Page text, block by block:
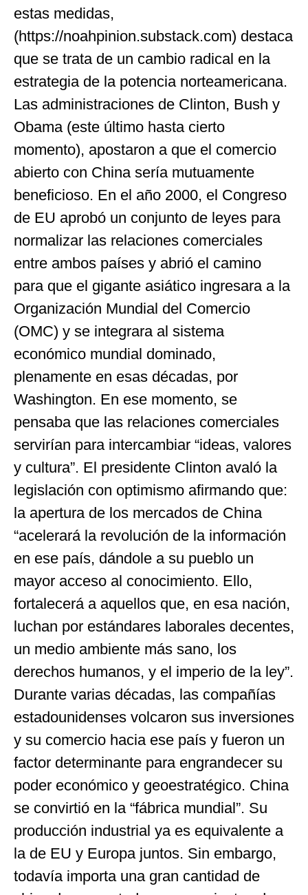
estas medidas,
(https://noahpinion.substack.com) destaca
que se trata de un cambio radical en la
estrategia de la potencia norteamericana.
Las administraciones de Clinton, Bush y
Obama (este último hasta cierto
momento), apostaron a que el comercio
abierto con China sería mutuamente
beneficioso. En el año 2000, el Congreso
de EU aprobó un conjunto de leyes para
normalizar las relaciones comerciales
entre ambos países y abrió el camino
para que el gigante asiático ingresara a la
Organización Mundial del Comercio
(OMC) y se integrara al sistema
económico mundial dominado,
plenamente en esas décadas, por
Washington. En ese momento, se
pensaba que las relaciones comerciales
servirían para intercambiar “ideas, valores
y cultura”. El presidente Clinton avaló la
legislación con optimismo afirmando que:
la apertura de los mercados de China
“acelerará la revolución de la información
en ese país, dándole a su pueblo un
mayor acceso al conocimiento. Ello,
fortalecerá a aquellos que, en esa nación,
luchan por estándares laborales decentes,
un medio ambiente más sano, los
derechos humanos, y el imperio de la ley”.
Durante varias décadas, las compañías
estadounidenses volcaron sus inversiones
y su comercio hacia ese país y fueron un
factor determinante para engrandecer su
poder económico y geoestratégico. China
se convirtió en la “fábrica mundial”. Su
producción industrial ya es equivalente a
la de EU y Europa juntos. Sin embargo,
todavía importa una gran cantidad de